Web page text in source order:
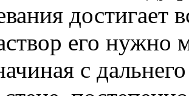
достигает
его нужно
с